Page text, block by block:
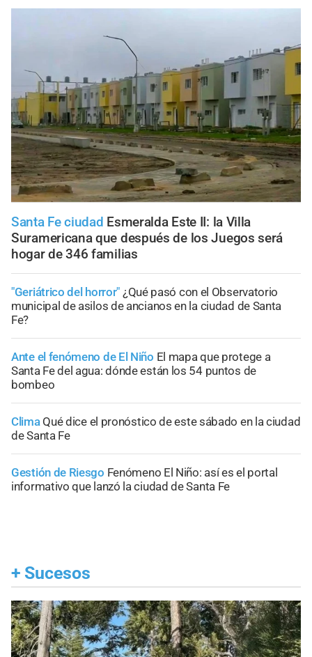
Santa Fe ciudad Esmeralda Este II: la Villa
Suramericana que después de los Juegos será
hogar de 346 familias
"Geriátrico del horror" ¿Qué pasó con el Observatorio
municipal de asilos de ancianos en la ciudad de Santa
Fe?
Ante el fenómeno de El Niño El mapa que protege a
Santa Fe del agua: dónde están los 54 puntos de
bombeo
Clima Qué dice el pronóstico de este sábado en la ciudad
de Santa Fe
Gestión de Riesgo Fenómeno El Niño: así es el portal
informativo que lanzó la ciudad de Santa Fe
+ Sucesos